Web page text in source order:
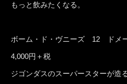
もっと飲みたくなる。
ボーム・ド・ヴニーズ 12 ドメ
4,000円＋税
ジゴンダスのスーパースターが造